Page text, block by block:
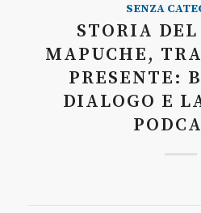
SENZA
STORIA DEL
MAPUCHE,
PRESENTE:
DIALOGO E